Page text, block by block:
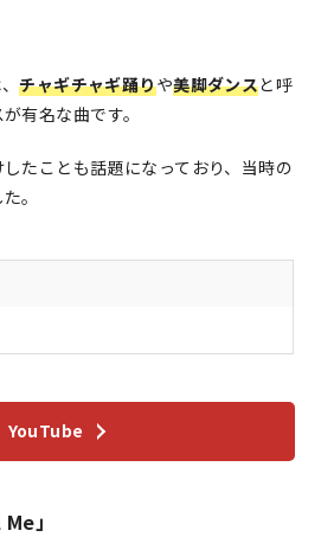
チャギチャギ踊りや美脚ダンスと呼
有名な曲です。
たことも話題になっており、当時の
。
YouTube
」